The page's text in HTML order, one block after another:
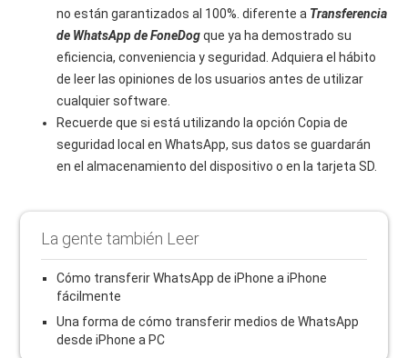
no están garantizados al 100%. diferente a Transferencia
de WhatsApp de FoneDogque ya ha demostrado su
eficiencia, conveniencia y seguridad. Adquiera el hábito
de leer las opiniones de los usuarios antes de utilizar
cualquier software.
Recuerde que si está utilizando la opción Copia de
seguridad local en WhatsApp, sus datos se guardarán
en el almacenamiento del dispositivo o en la tarjeta SD.
La gente también Leer
Cómo transferir WhatsApp de iPhone a iPhone
fácilmente
Una forma de cómo transferir medios de WhatsApp
desde iPhone a PC